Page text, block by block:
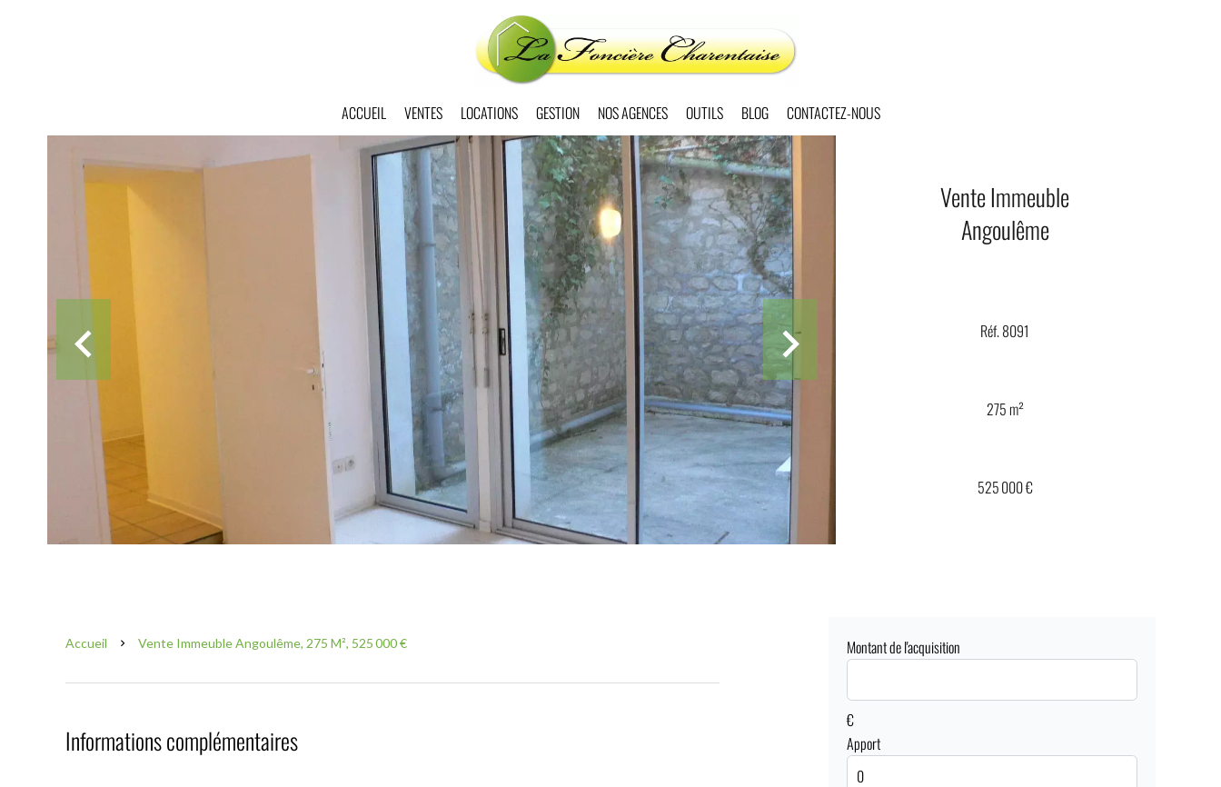
ACCUEIL VENTES LOCATIONS GESTION NOS AGENCES OUTILS BLOG CONTACTEZ-NOUS
Vente Immeuble
Angoulême
Réf. 8091
275 m²
525 000 €
Accueil Vente Immeuble Angoulême, 275 M², 525 000 €
Informations complémentaires
Montant de l'acquisition
€
Apport